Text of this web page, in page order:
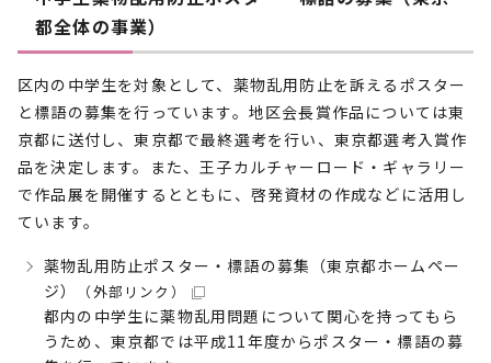
都全体の事業）
区内の中学生を対象として、薬物乱用防止を訴えるポスター
と標語の募集を行っています。地区会長賞作品については東
京都に送付し、東京都で最終選考を行い、東京都選考入賞作
品を決定します。また、王子カルチャーロード・ギャラリー
で作品展を開催するとともに、啓発資材の作成などに活用し
ています。
薬物乱用防止ポスター・標語の募集（東京都ホームペー
ジ）
（外部リンク）
都内の中学生に薬物乱用問題について関心を持ってもら
うため、東京都では平成11年度からポスター・標語の募